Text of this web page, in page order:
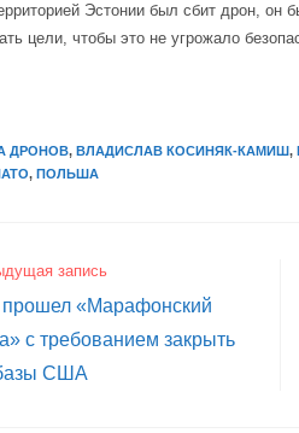
Эстонии был сбит дрон, он
цели, чтобы это не угрожало
ДРОНОВ, ВЛАДИСЛАВ КОСИНЯК-КАМИШ,
, ПОЛЬША
запись
«Марафонский
с требованием закрыть
США